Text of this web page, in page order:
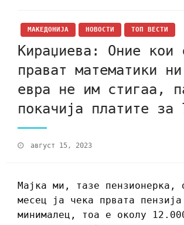
МАКЕДОНИЈА НОВОСТИ ТОП ВЕСТИ
Кираџиева: Oние кои
прават математики
евра не им стигаа,
покачија платите за
август 15, 2023
Мајка ми, тазе пензионерка,
месец ја чека првата
минималец, тоа е околу